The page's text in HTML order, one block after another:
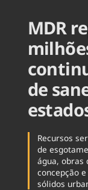
MDR
de
Recursos
de
água, obras
concepção
sólidos